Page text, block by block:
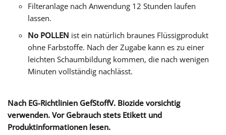
Filteranlage nach Anwendung 12 Stunden laufen
lassen.
No POLLEN ist ein natürlich braunes Flüssigprodukt
ohne Farbstoffe. Nach der Zugabe kann es zu einer
leichten Schaumbildung kommen, die nach wenigen
Minuten vollständig nachlässt.
Nach EG-Richtlinien GefStoffV. Biozide vorsichtig
verwenden. Vor Gebrauch stets Etikett und
Produktinformationen lesen.